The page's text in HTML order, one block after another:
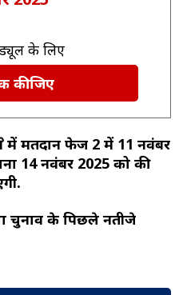
के लिए
कीजिए
में मतदान फेज 2 में 11 नवंबर
14 नवंबर 2025 को की
चुनाव के पिछले नतीजे